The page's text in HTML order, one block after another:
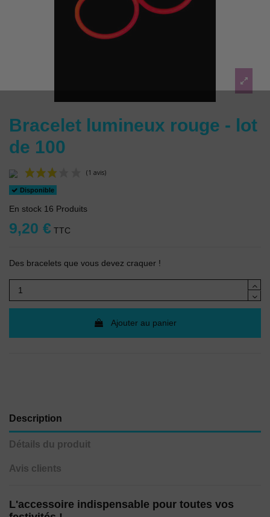
Bracelet lumineux rouge - lot
de 100
Disponible
En stock 16 Produits
9,20 € TTC
Des bracelets que vous devez craquer !
Ajouter au panier
Description
Détails du produit
Avis clients
L'accessoire indispensable pour toutes vos